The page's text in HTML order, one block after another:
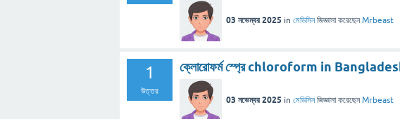
03 নভেম্বর 2025 in মেডিসিন জিজ্ঞাসা করেছেনMrbeast
1
উত্তর
ক্লোরোফর্ম স্প্রে chloroform in Bangladesh..
03 নভেম্বর 2025 in মেডিসিন জিজ্ঞাসা করেছেনMrbeast